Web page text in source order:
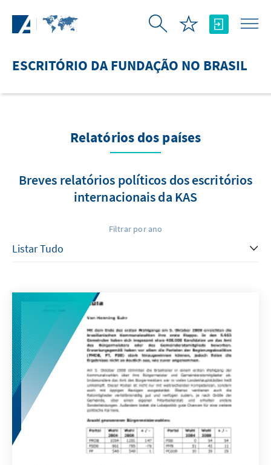
ESCRITÓRIO DA FUNDAÇÃO NO BRASIL
Relatórios dos países
Breves relatórios políticos dos escritórios
internacionais da KAS
Filtrar por ano